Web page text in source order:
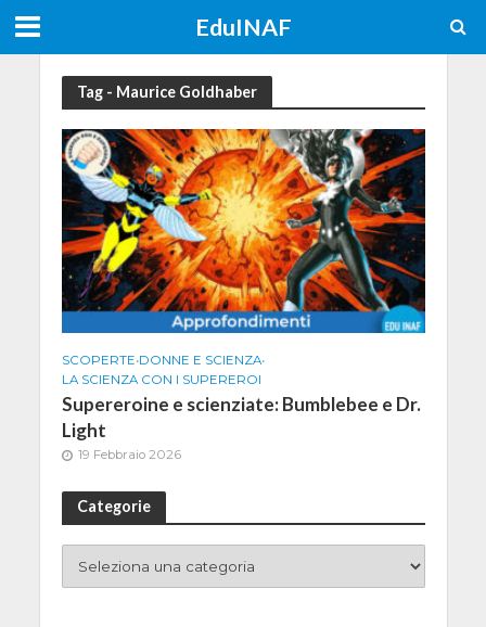
EduINAF
Tag - Maurice Goldhaber
SCOPERTE•DONNE E SCIENZA•
LA SCIENZA CON I SUPEREROI
Supereroine e scienziate: Bumblebee e Dr.
Light
19 Febbraio 2026
Categorie